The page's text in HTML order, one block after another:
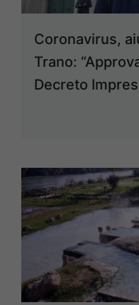
Coronavirus,
Trano:
Decreto